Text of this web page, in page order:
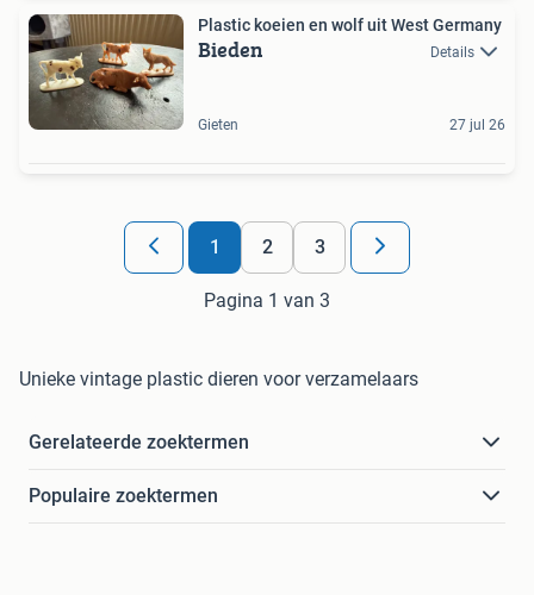
Plastic koeien en wolf uit West Germany
Bieden Details
Gieten 27 jul 26
1 2 3
Pagina 1 van 3
Unieke vintage plastic dieren voor verzamelaars
Gerelateerde zoektermen
Populaire zoektermen